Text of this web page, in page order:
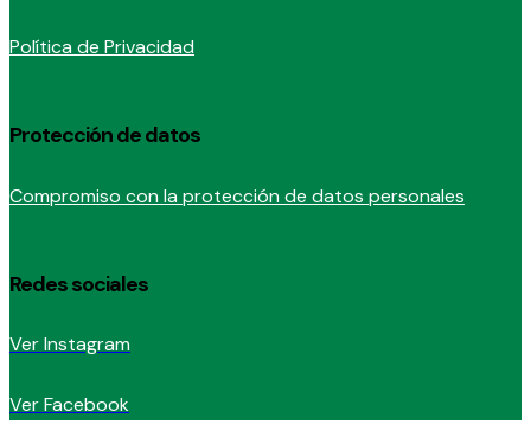
Política de Privacidad
Protección de datos
Compromiso con la protección de datos personales
Redes sociales
Ver Instagram
Ver Facebook